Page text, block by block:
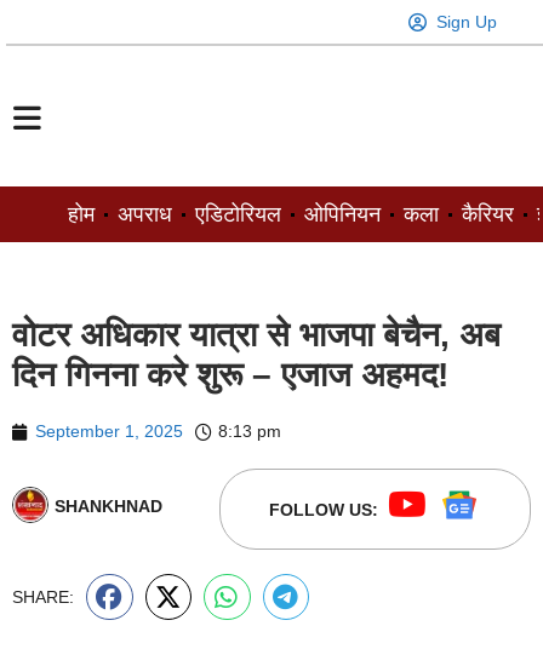
Sign Up
होम अपराध एडिटोरियल ओपिनियन कला कैरियर
वोटर अधिकार यात्रा से भाजपा बेचैन, अब
दिन गिनना करे शुरू – एजाज अहमद!
September 1, 2025 8:13 pm
SHANKHNAD FOLLOW US:
SHARE: